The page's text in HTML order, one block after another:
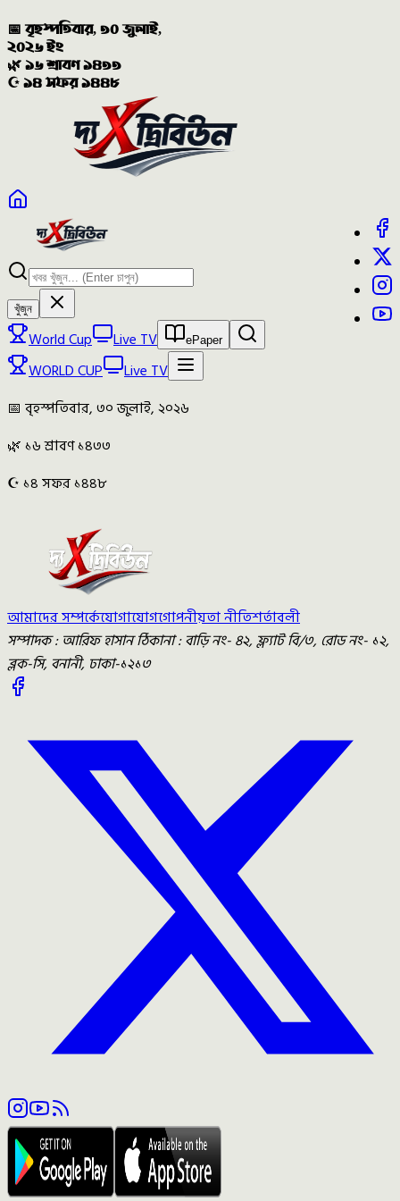
📅 বৃহস্পতিবার, ৩০ জুলাই,
২০২৬ ইং
🌿 ১৬ শ্রাবণ ১৪৩৩
☪️ ১৪ সফর ১৪৪৮
খুঁজুন
World Cup Live TV ePaper
WORLD CUP
Live TV
📅 বৃহস্পতিবার, ৩০ জুলাই, ২০২৬
🌿 ১৬ শ্রাবণ ১৪৩৩
☪️ ১৪ সফর ১৪৪৮
আমাদের সম্পর্কেযোগাযোগগোপনীয়তা নীতিশর্তাবলী
সম্পাদক : আরিফ হাসান ঠিকানা : বাড়ি নং- ৪২, ফ্ল্যাট বি/৩, রোড নং- ১২,
ব্লক-সি, বনানী, ঢাকা-১২১৩